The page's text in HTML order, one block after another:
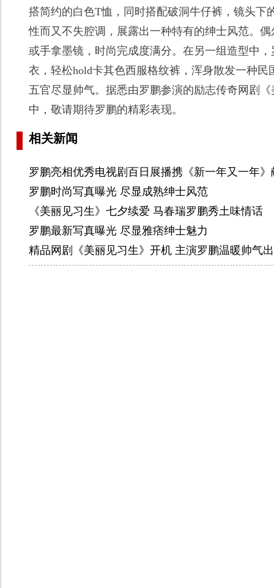
搭简约的白色T恤，同时搭配破洞牛仔裤，镜头下
性而又不失腔调，展露出一种特有的绅士风范。
或手拿墨镜，时尚完成度满分。在另一组造型中
衣，轻松hold卡其色西服格纹裤，浑身散发一种
五官尽显帅气。据悉由罗鹏参演的励志传奇网剧
中，敬请期待罗鹏的精彩表现。
相关新闻
罗鹏亮相优秀电视剧百日展播携《新一年又一年
罗鹏时尚写真曝光 尽显成熟绅士风范
《美丽见习生》七夕续爱 马春瑞罗鹏秀土味情话
罗鹏最新写真曝光 尽显雅痞绅士魅力
精品网剧《美丽见习生》开机 主演罗鹏温暖帅气